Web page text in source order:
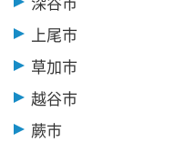
上尾市
草加市
越谷市
蕨市